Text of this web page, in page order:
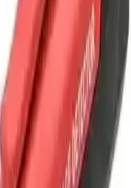
görünürlüğünün zor
değdirildiğinde bazen
Ancak genel performans
oldukça yüksek.
çözümler sunan Uni-T
ve pratiklik sağlar. Temassız
hafifliği ve çok modlu
tüm işlerinizde vazgeçilmez bir
olası kazaları önlemek adına
büyük fayda sağlayacaktır.